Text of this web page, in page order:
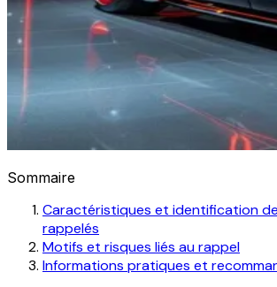
Sommaire
Caractéristiques et identification
rappelés
Motifs et risques liés au rappel
Informations pratiques et